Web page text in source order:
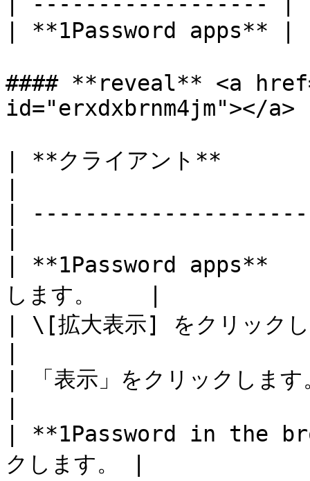
| **1Password apps** |
#### **reveal** <a
id="erxdxbrnm4jm"></a>
| **クライアント**
|
| **1Password apps**
します。    |
| \[拡大表示] をクリッ
| 「表示」をクリック
| **1Password in the
クします。 |